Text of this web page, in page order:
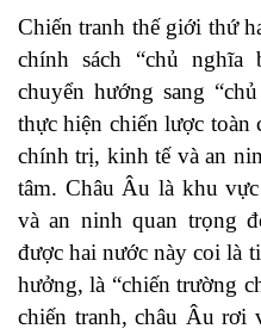
Chiến tranh thế giới thứ
chính sách “chủ
chuyển hướng sang
thực hiện chiến lược
chính trị, kinh tế và an
tâm. Châu Âu là khu
và an ninh quan trọng
được hai nước này coi là
hưởng, là “chiến trường
chiến tranh, châu Âu rơi